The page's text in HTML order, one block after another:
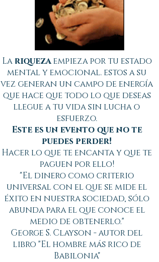
La riquezaempieza por tu estado
mental y emocional. estos a su
vez generan un campo de energía
que hace que todo lo que deseas
llegue a tu vida sin lucha o
esfuerzo.
Este es un evento que no te
puedes perder!
Hacer lo que te encanta y que te
paguen por ello!
"El dinero como criterio
universal con el que se mide el
éxito en nuestra sociedad, sólo
abunda para el que conoce el
medio de obtenerlo."
George S. Clayson - autor del
libro "El hombre más rico de
Babilonia"